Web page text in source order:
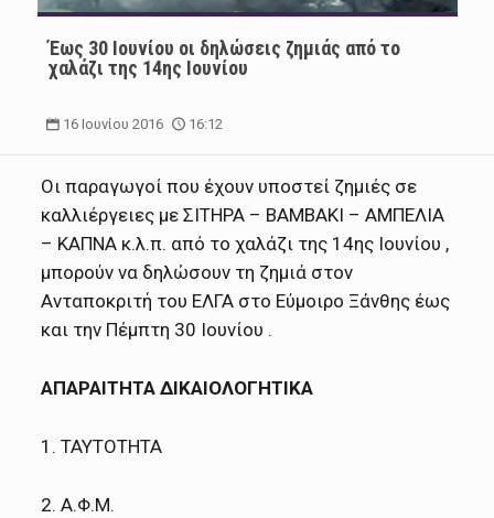
Έως 30 Ιουνίου οι δηλώσεις ζημιάς από το
χαλάζι της 14ης Ιουνίου
16 Ιουνίου 2016 16:12
Οι παραγωγοί που έχουν υποστεί ζημιές σε
καλλιέργειες με ΣΙΤΗΡΑ – ΒΑΜΒΑΚΙ – ΑΜΠΕΛΙΑ
– ΚΑΠΝΑ κ.λ.π. από το χαλάζι της 14ης Ιουνίου ,
μπορούν να δηλώσουν τη ζημιά στον
Ανταποκριτή του ΕΛΓΑ στο Εύμοιρο Ξάνθης έως
και την Πέμπτη 30 Ιουνίου .
ΑΠΑΡΑΙΤΗΤΑ ΔΙΚΑΙΟΛΟΓΗΤΙΚΑ
1. ΤΑΥΤΟΤΗΤΑ
2. Α.Φ.Μ.